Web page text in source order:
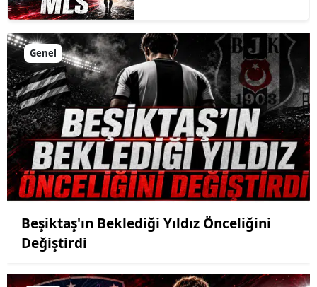
Genel
Beşiktaş'ın Beklediği Yıldız Önceliğini
Değiştirdi